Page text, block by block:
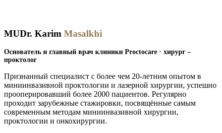
MUDr. Karim Masalkhi
Основатель и главный врач клиники Proctocare · хирург –
проктолог
Признанный специалист с более чем 20-летним опытом в
миниинвазивной проктологии и лазерной хирургии, успешно
прооперировавший более 2000 пациентов. Регулярно
проходит зарубежные стажировки, посвящённые самым
современным методам миниинвазивной хирургии,
проктологии и онкохирургии.